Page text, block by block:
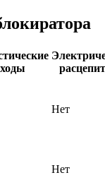
Нет
Нет